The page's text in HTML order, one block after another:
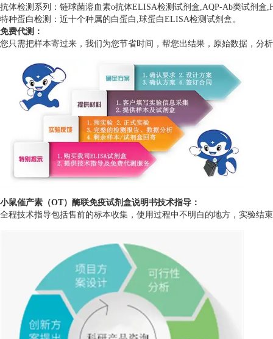
抗体检测系列：链球菌溶血素o抗体ELISA检测试剂盒,AQP-Ab类试剂盒
特种蛋白检测：近十个种属的白蛋白,球蛋白ELISA检测试剂盒。
免费代测：
您只需把样本寄过来，我们为您节省时间，帮您出结果，原始数据，分
小鼠催产素（OT）酶联免疫试剂盒说明书技术指导：
全程技术指导包括售前的标本收集，使用过程中不明白的地方，实验结